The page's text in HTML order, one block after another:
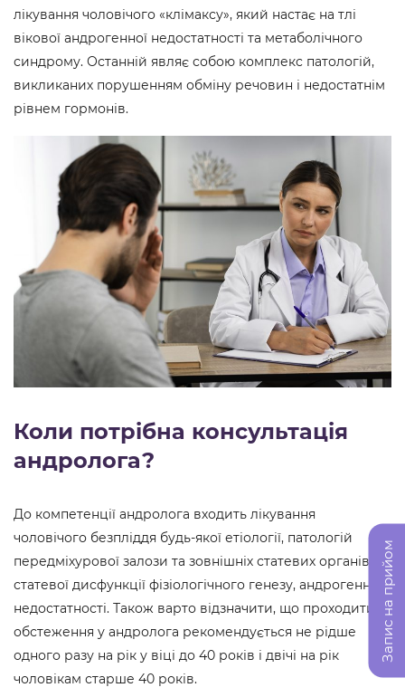
лікування чоловічого «клімаксу», який настає на тлі
вікової андрогенної недостатності та метаболічного
синдрому. Останній являє собою комплекс патологій,
викликаних порушенням обміну речовин і недостатнім
рівнем гормонів.
Коли потрібна консультація
андролога?
До компетенції андролога входить лікування
чоловічого безпліддя будь-якої етіології, патологій
передміхурової залози та зовнішніх статевих органів,
статевої дисфункції фізіологічного генезу, андрогенної
недостатності. Також варто відзначити, що проходити
обстеження у андролога рекомендується не рідше
одного разу на рік у віці до 40 років і двічі на рік
чоловікам старше 40 років.
Запис на прийом